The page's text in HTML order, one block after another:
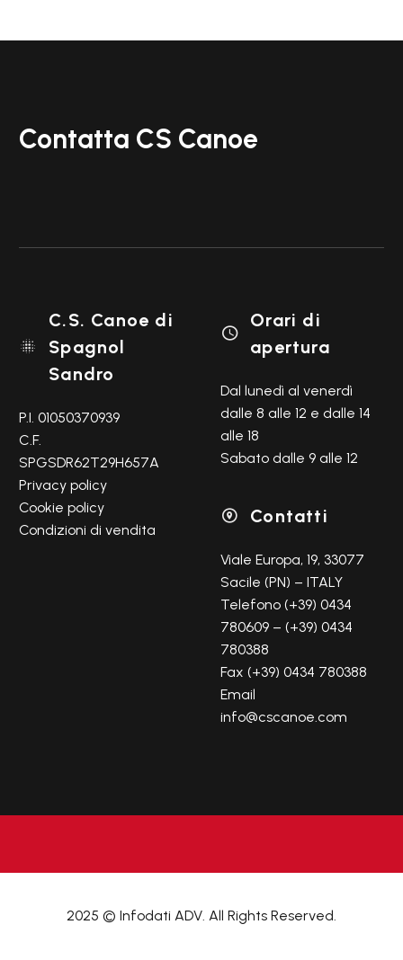
Contatta CS Canoe

C.S. Canoe di
Spagnol
Sandro
P.I. 01050370939
C.F.
SPGSDR62T29H657A
Privacy policy
Cookie policy
Condizioni di vendita

Orari di
apertura
Dal lunedì al venerdì
dalle 8 alle 12 e dalle 14
alle 18
Sabato dalle 9 alle 12
 Contatti
Viale Europa, 19, 33077
Sacile (PN) – ITALY
Telefono (+39) 0434
780609 – (+39) 0434
780388
Fax (+39) 0434 780388
Email
info@cscanoe.com
2025 © Infodati ADV. All Rights Reserved.